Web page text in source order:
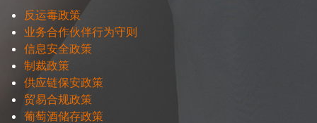
反运毒政策
业务合作伙伴行为守则
信息安全政策
制裁政策
供应链保安政策
贸易合规政策
葡萄酒储存政策